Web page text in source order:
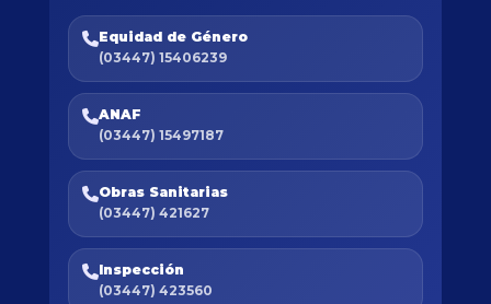
Equidad de Género
(03447) 15406239
ANAF
(03447) 15497187
Obras Sanitarias
(03447) 421627
Inspección
(03447) 423560